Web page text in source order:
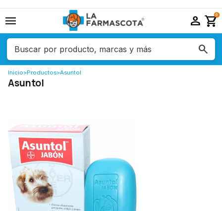
menu person shopping_cart
0
Inicio>Productos>Asuntol
Asuntol